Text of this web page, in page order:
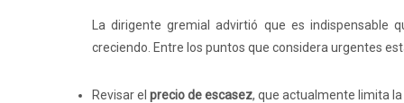
La dirigente gremial advirtió que es
creciendo. Entre los puntos que considera urgentes
Revisar el precio de escasez, que actualmente limita